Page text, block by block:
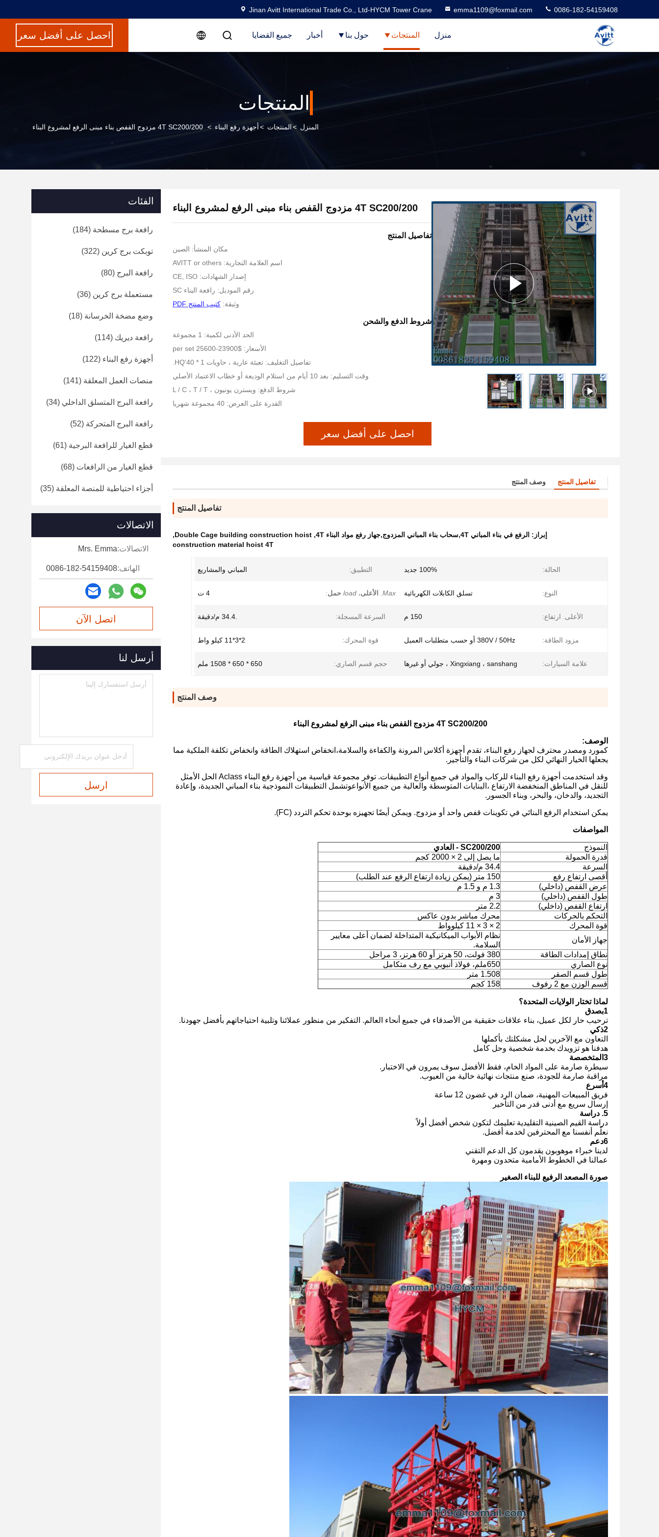
Jinan Avitt International Trade Co., Ltd-HYCM Tower Crane emma1109@foxmail.com 0086-182-54159408
منزل المنتجات حول بنا أخبار جميع القضايا احصل على أفضل سعر
المنتجات
المنزل >المنتجات >أجهزة رفع البناء > 4T SC200/200 مزدوج القفص بناء مبنى الرفع لمشروع البناء
4T SC200/200 مزدوج القفص بناء مبنى الرفع لمشروع البناء
تفاصيل المنتج
مكان المنشأ: الصين
اسم العلامة التجارية: AVITT or others
إصدار الشهادات: CE, ISO
رقم الموديل: رافعة البناء SC
وثيقة: كتيب المنتج PDF
شروط الدفع والشحن
الحد الأدنى لكمية: 1 مجموعة
الأسعار: $23900-25600 per set
تفاصيل التغليف: تعبئة عارية ، حاويات 1 * 40'HQ.
وقت التسليم: بعد 10 أيام من استلام الوديعة أو خطاب الاعتماد الأصلي
شروط الدفع: ويسترن يونيون ، L / C ، T / T
القدرة على العرض: 40 مجموعة شهريا
احصل على أفضل سعر
تفاصيل المنتج وصف المنتج
تفاصيل المنتج
إبراز: الرفع في بناء المباني 4T,سحاب بناء المباني المزدوج,جهاز رفع مواد البناء 4T ,
Double Cage building construction hoist
,
construction material hoist 4T
الحالة: 100% جديد التطبيق: المباني والمشاريع
النوع: تسلق الكابلات الكهربائية Max. الأعلى. load حمل: 4 ت
الأعلى. ارتفاع: 150 م السرعة المسجلة:
مزود الطاقة: 380V / 50Hz أو حسب متطلبات العميل قوة المحرك: 2*3*11 كيلو واط
علامة السيارات: Xingxiang ، sanshang ، جولي أو غيرها حجم قسم الصاري: 650 * 650 * 1508 ملم
وصف المنتج
4T SC200/200 مزدوج القفص بناء مبنى الرفع لمشروع البناء
الوصف:
كمورد ومصدر محترف لجهاز رفع البناء، تقدم أجهزة أكلاس المرونة والكفاءة والسلامة،انخفاض استهلاك الطاقة وانخفاض تكلفة الملكية مما
يجعلها الخيار النهائي لكل من شركات البناء والتأجير.
وقد استخدمت أجهزة رفع البناء للركاب والمواد في جميع أنواع التطبيقات. توفر مجموعة قياسية من أجهزة رفع البناء Aclass الحل الأمثل
للنقل في المناطق المنخفضة الارتفاع ،البنايات المتوسطة والعالية من جميع الأنواعوتشمل التطبيقات النموذجية بناء المباني الجديدة، وإعادة
التجديد، والدخان، والبحر، وبناء الجسور.
يمكن استخدام الرفع البنائي في تكوينات قفص واحد أو مزدوج. ويمكن أيضًا تجهيزه بوحدة تحكم التردد (FC).
المواصفات
النموذج
SC200/200 - العادي
قدرة الحمولة
ما يصل إلى 2 × 2000 كجم
السرعة
34.4 م/دقيقة
أقصى ارتفاع رفع
150 متر (يمكن زيادة ارتفاع الرفع عند الطلب)
عرض القفص (داخلي)
1.3 م و 1.5 م
طول القفص (داخلي)
3 م
ارتفاع القفص (داخلي)
2.2 متر
التحكم بالحركات
محرك مباشر بدون عاكس
قوة المحرك
2 × 3 × 11 كيلوواط
جهاز الأمان
نظام الأبواب الميكانيكية المتداخلة لضمان أعلى معايير
السلامة.
نطاق إمدادات الطاقة
380 فولت، 50 هرتز أو 60 هرتز، 3 مراحل
نوع الصاري
650ملم، فولاذ أنبوبي مع رف متكامل
طول قسم الصقر
1.508 متر
قسم الوزن مع 2 رفوف
158 كجم
لماذا تختار الولايات المتحدة؟
1بصدق
ترحيب حار لكل عميل، بناء علاقات حقيقية من الأصدقاء في جميع أنحاء العالم. التفكير من منظور عملائنا وتلبية احتياجاتهم بأفضل جهودنا.
2ذكي
التعاون مع الآخرين لحل مشكلتك بأكملها
هدفنا هو تزويدك بخدمة شخصية وحل كامل
3المتخصصة
سيطرة صارمة على المواد الخام، فقط الأفضل سوف يمرون في الاختبار.
مراقبة صارمة للجودة، صنع منتجات نهائية خالية من العيوب.
4أسرع
فريق المبيعات المهنية، ضمان الرد في غضون 12 ساعة
إرسال سريع مع أدنى قدر من التأخير
5. دراسة
دراسة القيم الصينية التقليدية تعليمك لتكون شخص أفضل أولاً
نعلّم أنفسنا مع المحترفين لخدمة أفضل.
6دعم
لدينا خبراء موهوبون يقدمون كل الدعم التقني
عمالنا في الخطوط الأمامية متحدون ومهرة
صورة المصعد الرفيع للبناء الصغير
الفئات
رافعة برج مسطحة (184)
توبكت برج كرين (322)
رافعة البرج (80)
مستعملة برج كرين (36)
وضع مضخة الخرسانة (18)
رافعة ديريك (114)
أجهزة رفع البناء (122)
منصات العمل المعلقة (141)
رافعة البرج المتسلق الداخلي (34)
رافعة البرج المتحركة (52)
قطع الغيار للرافعة البرجية (61)
قطع الغيار من الرافعات (68)
أجزاء احتياطية للمنصة المعلقة (35)
الاتصالات
الاتصالات:Mrs. Emma
الهاتف:0086-182-54159408
اتصل الآن
أرسل لنا
ارسل